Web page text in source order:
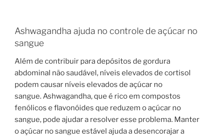
Ashwagandha ajuda no controle de açúcar no
sangue
Além de contribuir para depósitos de gordura
abdominal não saudável, níveis elevados de cortisol
podem causar níveis elevados de açúcar no
sangue. Ashwagandha, que é rico em compostos
fenólicos e flavonóides que reduzem o açúcar no
sangue, pode ajudar a resolver esse problema. Manter
o açúcar no sangue estável ajuda a desencorajar a